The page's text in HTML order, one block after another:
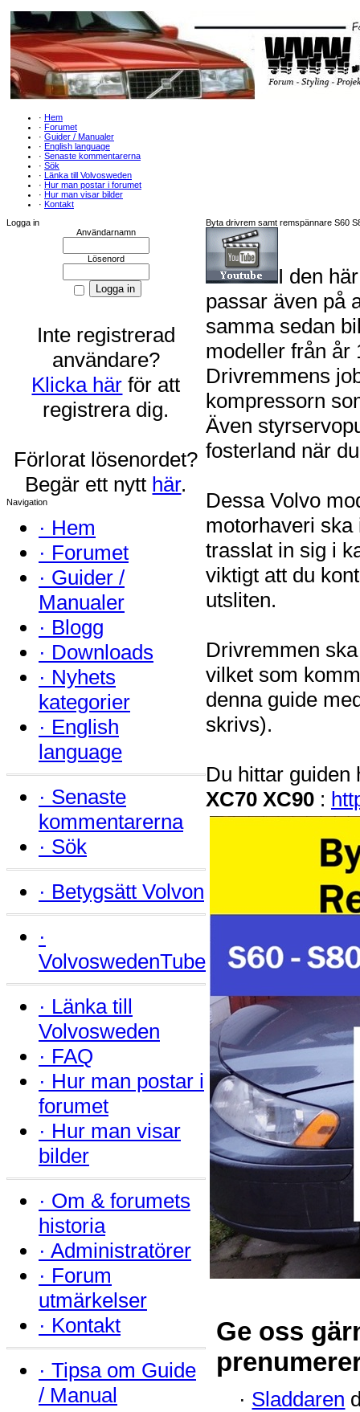
· Hem
· Forumet
· Guider / Manualer
· English language
· Senaste kommentarerna
· Sök
· Länka till Volvosweden
· Hur man postar i forumet
· Hur man visar bilder
· Kontakt
Logga in
Användarnamn
Lösenord
Inte registrerad
användare?
Klicka här för att
registrera dig.
Förlorat lösenordet?
Begär ett nytt här.
Navigation
· Hem
· Forumet
· Guider /
Manualer
· Blogg
· Downloads
· Nyhets
kategorier
· English
language
· Senaste
kommentarerna
· Sök
· Betygsätt Volvon
·
VolvoswedenTube
· Länka till
Volvosweden
· FAQ
· Hur man postar i
forumet
· Hur man visar
bilder
· Om & forumets
historia
· Administratörer
· Forum
utmärkelser
· Kontakt
· Tipsa om Guide
/ Manual
Byta drivrem samt remspännare S60
I den
passar även på
samma sedan
modeller från år
Drivremmens
kompressorn
Även
fosterland när
Dessa Volvo
motorhaveri ska
trasslat in sig i
viktigt att du
utsliten.
Drivremmen
vilket som
denna guide
skrivs).
Du hittar
XC70 XC90 :
Ge oss
· Sladdaren